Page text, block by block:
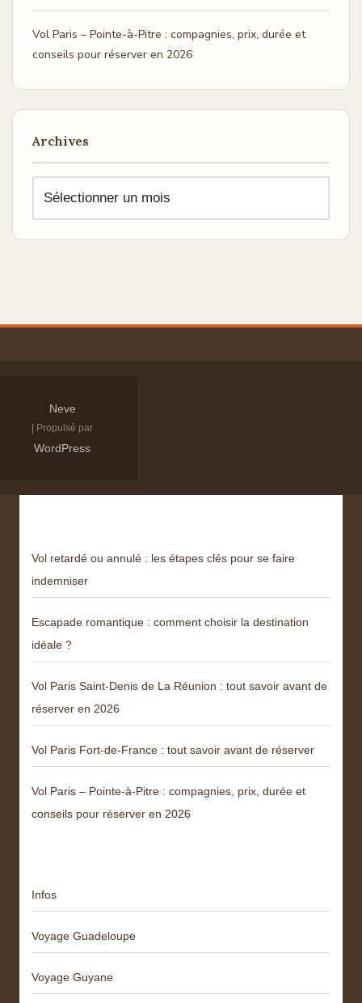
Vol Paris – Pointe-à-Pitre : compagnies, prix, durée et
conseils pour réserver en 2026
Archives
Neve
| Propulsé par
WordPress
Vol retardé ou annulé : les étapes clés pour se faire
indemniser
Escapade romantique : comment choisir la destination
idéale ?
Vol Paris Saint-Denis de La Réunion : tout savoir avant de
réserver en 2026
Vol Paris Fort-de-France : tout savoir avant de réserver
Vol Paris – Pointe-à-Pitre : compagnies, prix, durée et
conseils pour réserver en 2026
Infos
Voyage Guadeloupe
Voyage Guyane